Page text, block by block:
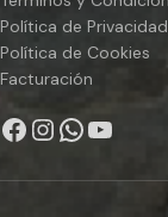
Política de Privacidad
Política de Cookies
Facturación